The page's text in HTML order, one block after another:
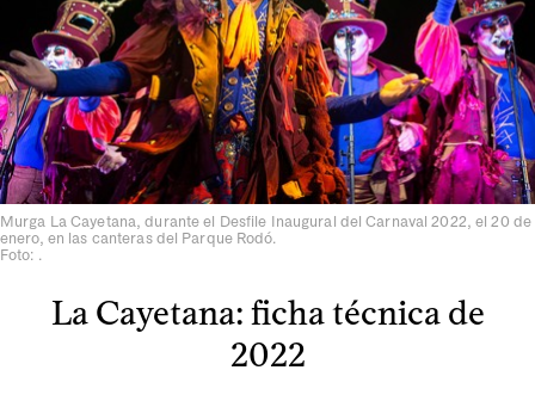
Murga La Cayetana, durante el Desfile Inaugural del Carnaval 2022, el 20 de
enero, en las canteras del Parque Rodó.
Foto: .
La Cayetana: ficha técnica de
2022